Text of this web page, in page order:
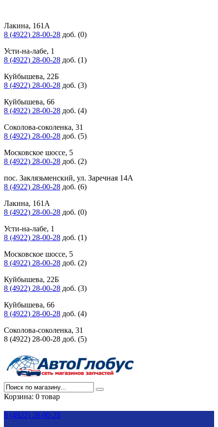
Лакина, 161А
8 (4922) 28-00-28 доб. (0)
Усти-на-лабе, 1
8 (4922) 28-00-28 доб. (1)
Куйбышева, 22Б
8 (4922) 28-00-28 доб. (3)
Куйбышева, 66
8 (4922) 28-00-28 доб. (4)
Соколова-соколенка, 31
8 (4922) 28-00-28 доб. (5)
Московское шоссе, 5
8 (4922) 28-00-28 доб. (2)
пос. Заклязьменский, ул. Заречная 14А
8 (4922) 28-00-28 доб. (6)
Лакина, 161А
8 (4922) 28-00-28 доб. (0)
Усти-на-лабе, 1
8 (4922) 28-00-28 доб. (1)
Московское шоссе, 5
8 (4922) 28-00-28 доб. (2)
Куйбышева, 22Б
8 (4922) 28-00-28 доб. (3)
Куйбышева, 66
8 (4922) 28-00-28 доб. (4)
Соколова-соколенка, 31
8 (4922) 28-00-28 доб. (5)
Корзина: 0 товар
8 (4922) 28-00-28